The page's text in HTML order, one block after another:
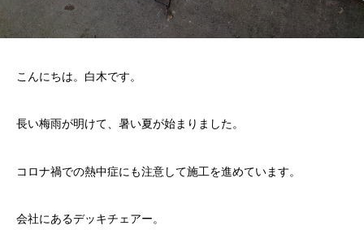
こんにちは。白木です。
長い梅雨が明けて、暑い夏が始まりました。
コロナ禍での熱中症にも注意して施工を進めています。
会社にあるデッキチェアー。